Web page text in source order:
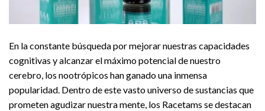
En la constante búsqueda por mejorar nuestras capacidades
cognitivas y alcanzar el máximo potencial de nuestro
cerebro, los nootrópicos han ganado una inmensa
popularidad. Dentro de este vasto universo de sustancias que
prometen agudizar nuestra mente, los Racetams se destacan